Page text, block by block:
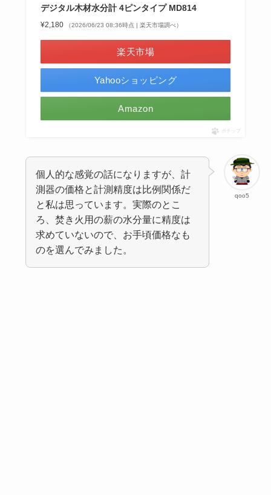
デジタル木材水分計 4ピンタイプ MD814
¥2,180 （2026/06/23 08:36時点 | 楽天市場調べ）
楽天市場
Yahooショッピング
Amazon
ポチップ
qoo5
個人的な感覚の話になりますが、計
測器の価格と計測精度は比例関係だ
と私は思っています。実際のとこ
ろ、焚き火用の薪の水分量に精度は
求めていないので、お手頃価格なも
のを選んでみました。